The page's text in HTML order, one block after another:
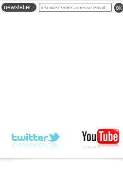
newsletter : ok